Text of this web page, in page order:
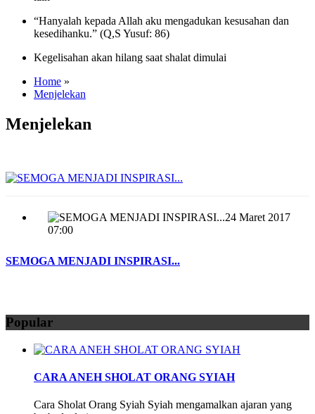
“Hanyalah kepada Allah aku mengadukan kesusahan dan
kesedihanku.” (Q,S Yusuf: 86)
Kegelisahan akan hilang saat shalat dimulai
Home »
Menjelekan
Menjelekan
24 Maret 2017
07:00
SEMOGA MENJADI INSPIRASI...
Popular
CARA ANEH SHOLAT ORANG SYIAH
Cara Sholat Orang Syiah Syiah mengamalkan ajaran yang